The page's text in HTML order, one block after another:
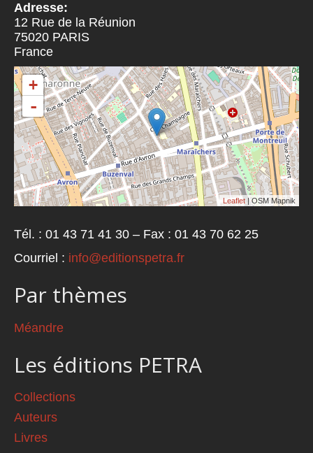
Adresse:
12 Rue de la Réunion
75020 PARIS
France
+
-
Leaflet | OSM Mapnik
Tél. : 01 43 71 41 30 – Fax : 01 43 70 62 25
Courriel : info@editionspetra.fr
Par thèmes
Méandre
Les éditions PETRA
Collections
Auteurs
Livres